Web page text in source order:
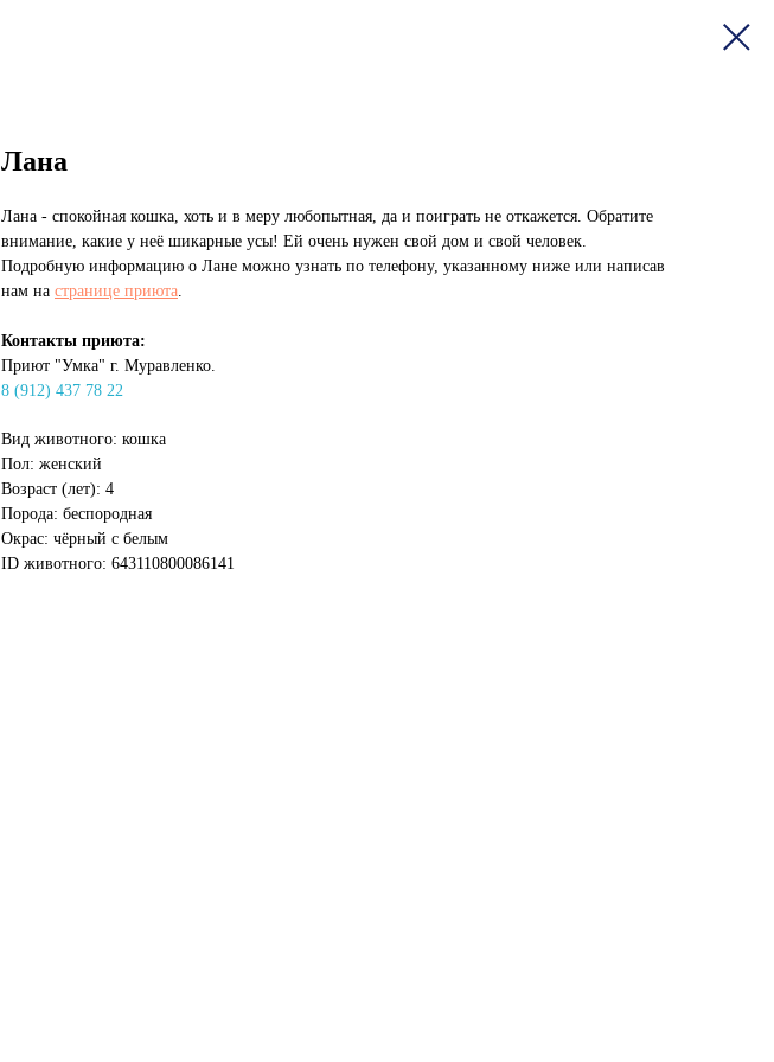
Лана
Лана - спокойная кошка, хоть и в меру любопытная, да и поиграть не откажется. Обратите
внимание, какие у неё шикарные усы! Ей очень нужен свой дом и свой человек.
Подробную информацию о Лане можно узнать по телефону, указанному ниже или написав
нам на странице приюта.
Контакты приюта:
Приют "Умка" г. Муравленко.
8 (912) 437 78 22
Вид животного: кошка
Пол: женский
Возраст (лет): 4
Порода: беспородная
Окрас: чёрный с белым
ID животного: 643110800086141